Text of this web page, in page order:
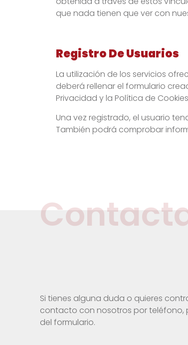
que nada tienen que ver con
Registro De Usuarios
La utilización de los servicios
deberá rellenar el formulario
Privacidad y la Política de
Una vez registrado, el usuario
También podrá comprobar
Si tienes alguna duda o quieres
contacto con nosotros por teléfono,
del formulario.